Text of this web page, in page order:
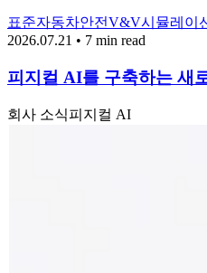
표준자동차안전V&V시뮬레이
2026.07.21 • 7 min read
피지컬 AI를 구축하는 새
회사 소식피지컬 AI